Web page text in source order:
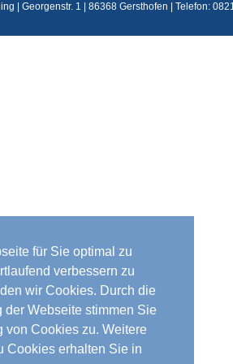
für Sie optimal zu
verbessern zu
wir Cookies. Durch die
der Webseite stimmen Sie
von Cookies zu. Weitere
Cookies erhalten Sie in
| Georgenstr. 1 | 86368 Gersthofen | Telefon: